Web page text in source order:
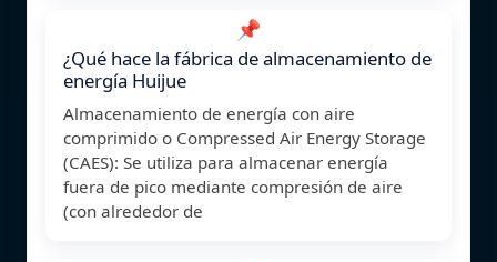
📌
¿Qué hace la fábrica de almacenamiento de
energía Huijue
Almacenamiento de energía con aire
comprimido o Compressed Air Energy Storage
(CAES): Se utiliza para almacenar energía
fuera de pico mediante compresión de aire
(con alrededor de